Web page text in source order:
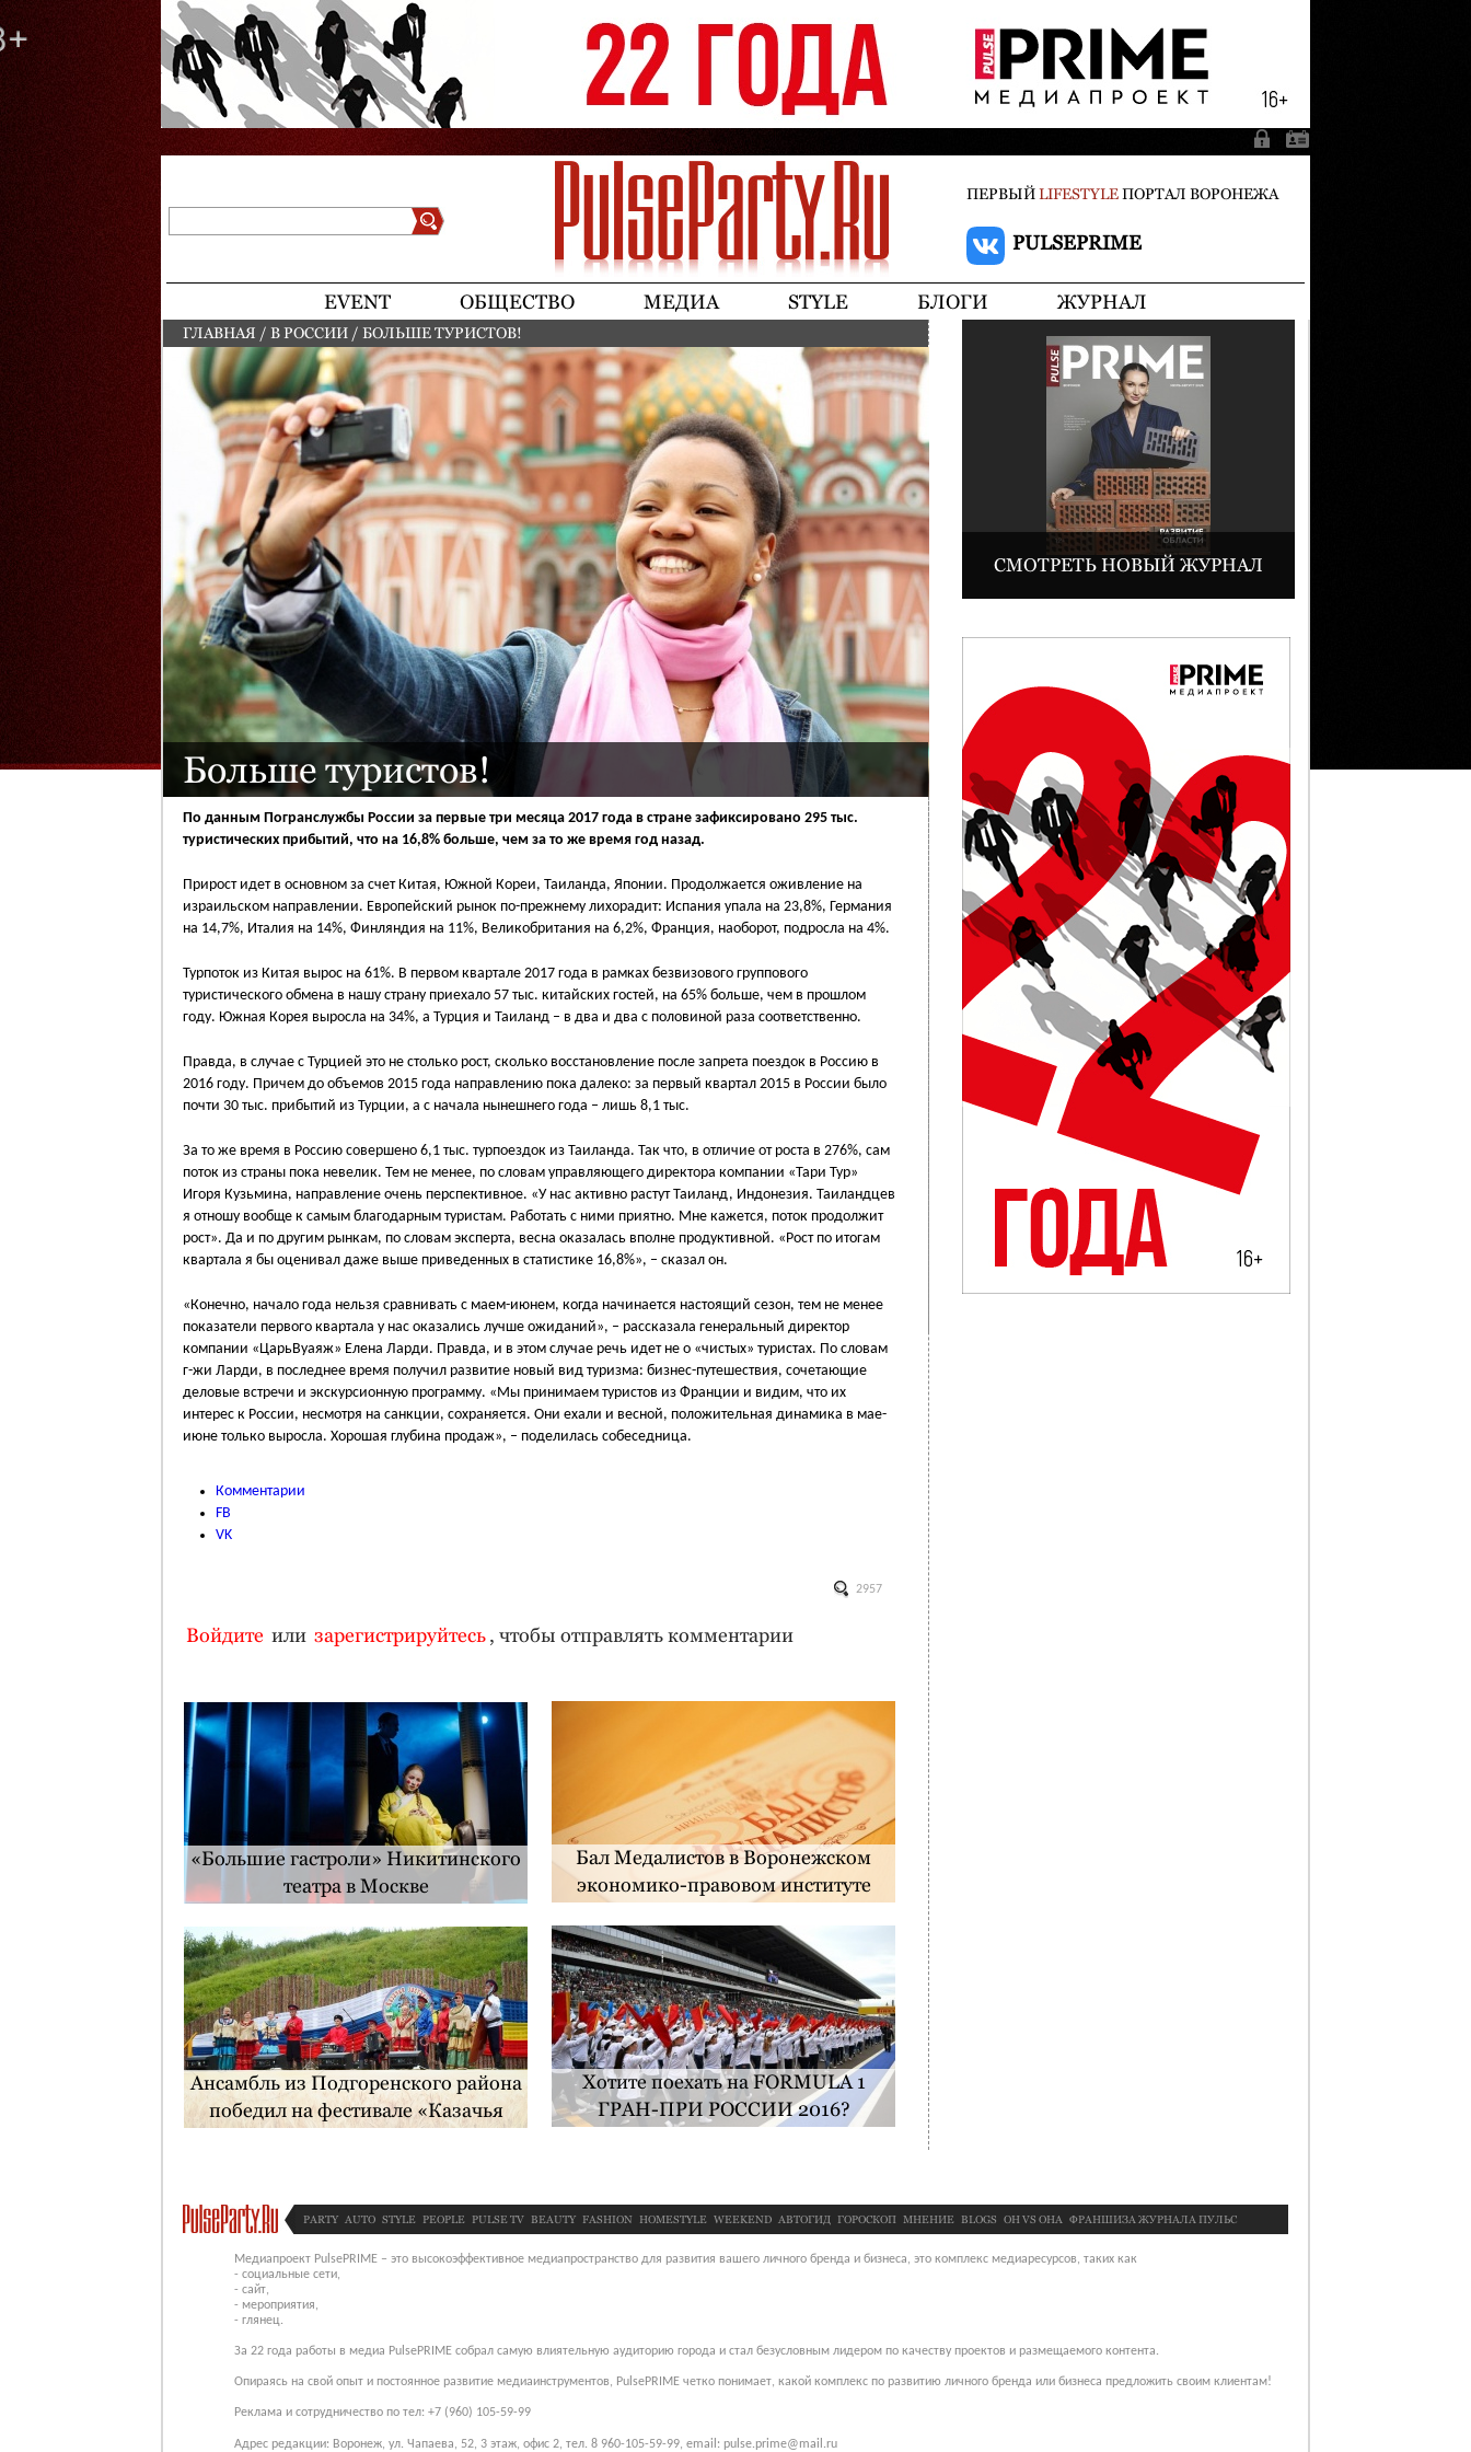
ПЕРВЫЙLIFESTYLEПОРТАЛ ВОРОНЕЖА
PULSEPRIME
EVENT ОБЩЕСТВО МЕДИА STYLE БЛОГИ ЖУРНАЛ
ВЫ ЗДЕСЬ
ГЛАВНАЯ / В РОССИИ / БОЛЬШЕ ТУРИСТОВ!
Больше туристов!
По данным Погранслужбы России за первые три месяца 2017 года в стране зафиксировано 295 тыс.
туристических прибытий, что на 16,8% больше, чем за то же время год назад.
Прирост идет в основном за счет Китая, Южной Кореи, Таиланда, Японии. Продолжается оживление на
израильском направлении. Европейский рынок по-прежнему лихорадит: Испания упала на 23,8%, Германия
на 14,7%, Италия на 14%, Финляндия на 11%, Великобритания на 6,2%, Франция, наоборот, подросла на 4%.
Турпоток из Китая вырос на 61%. В первом квартале 2017 года в рамках безвизового группового
туристического обмена в нашу страну приехало 57 тыс. китайских гостей, на 65% больше, чем в прошлом
году. Южная Корея выросла на 34%, а Турция и Таиланд – в два и два с половиной раза соответственно.
Правда, в случае с Турцией это не столько рост, сколько восстановление после запрета поездок в Россию в
2016 году. Причем до объемов 2015 года направлению пока далеко: за первый квартал 2015 в России было
почти 30 тыс. прибытий из Турции, а с начала нынешнего года – лишь 8,1 тыс.
За то же время в Россию совершено 6,1 тыс. турпоездок из Таиланда. Так что, в отличие от роста в 276%, сам
поток из страны пока невелик. Тем не менее, по словам управляющего директора компании «Тари Тур»
Игоря Кузьмина, направление очень перспективное. «У нас активно растут Таиланд, Индонезия. Таиландцев
я отношу вообще к самым благодарным туристам. Работать с ними приятно. Мне кажется, поток продолжит
рост». Да и по другим рынкам, по словам эксперта, весна оказалась вполне продуктивной. «Рост по итогам
квартала я бы оценивал даже выше приведенных в статистике 16,8%», – сказал он.
«Конечно, начало года нельзя сравнивать с маем-июнем, когда начинается настоящий сезон, тем не менее
показатели первого квартала у нас оказались лучше ожиданий», – рассказала генеральный директор
компании «ЦарьВуаяж» Елена Ларди. Правда, и в этом случае речь идет не о «чистых» туристах. По словам
г-жи Ларди, в последнее время получил развитие новый вид туризма: бизнес-путешествия, сочетающие
деловые встречи и экскурсионную программу. «Мы принимаем туристов из Франции и видим, что их
интерес к России, несмотря на санкции, сохраняется. Они ехали и весной, положительная динамика в мае-
июне только выросла. Хорошая глубина продаж», – поделилась собеседница.
Комментарии
FB
VK
Войдите или зарегистрируйтесь, чтобы отправлять комментарии
2957
«Большие гастроли» Никитинского
театра в Москве
Бал Медалистов в Воронежском
экономико-правовом институте
Ансамбль из Подгоренского района
победил на фестивале «Казачья
Хотите поехать на FORMULA 1
ГРАН-ПРИ РОССИИ 2016?
СМОТРЕТЬ НОВЫЙ ЖУРНАЛ
PARTY AUTO STYLE PEOPLE PULSE TV BEAUTY FASHION HOMESTYLE WEEKEND АВТОГИД ГОРОСКОП МНЕНИЕ BLOGS OН VS ОНА ФРАНШИЗА ЖУРНАЛА ПУЛЬС
Медиапроект PulsePRIME – это высокоэффективное медиапространство для развития вашего личного бренда и бизнеса, это комплекс медиаресурсов, таких как
- социальные сети,
- сайт,
- мероприятия,
- глянец.
За 22 года работы в медиа PulsePRIME собрал самую влиятельную аудиторию города и стал безусловным лидером по качеству проектов и размещаемого контента.
Опираясь на свой опыт и постоянное развитие медиаинструментов, PulsePRIME четко понимает, какой комплекс по развитию личного бренда или бизнеса предложить своим клиентам!
Реклама и сотрудничество по тел: +7 (960) 105-59-99
Адрес редакции: Воронеж, ул. Чапаева, 52, 3 этаж, офис 2, тел. 8 960-105-59-99, email: pulse.prime@mail.ru